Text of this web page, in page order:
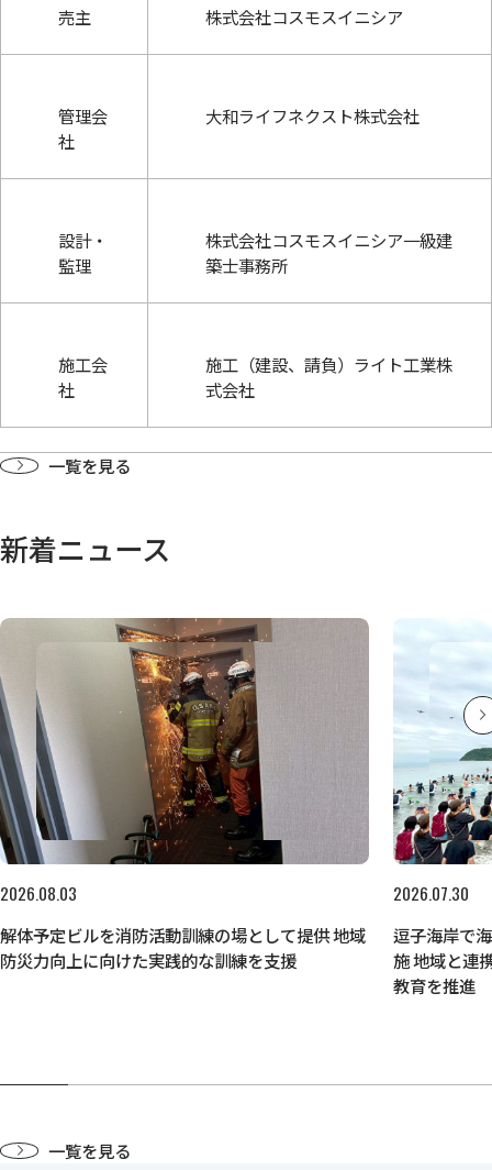
売主 株式会社コスモスイニシア
管理会
社
大和ライフネクスト株式会社
設計・
監理
株式会社コスモスイニシア一級建
築士事務所
施工会
社
施工（建設、請負）ライト工業株
式会社
一覧を見る
新着ニュース
2026.08.03
解体予定ビルを消防活動訓練の場として提供 地域
防災力向上に向けた実践的な訓練を支援
2026.07.30
逗子海岸で
施 地域と連
教育を推進
一覧を見る